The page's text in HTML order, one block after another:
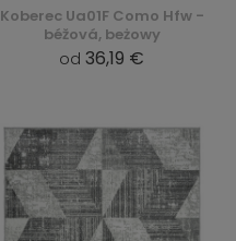
Koberec Ua01F Como Hfw -
béžová, beżowy
od 36,19 €